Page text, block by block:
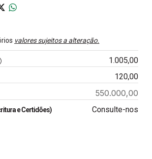
valores sujeitos a alteração.
1.005,00
120,00
550.000,00
e Certidões) Consulte-nos